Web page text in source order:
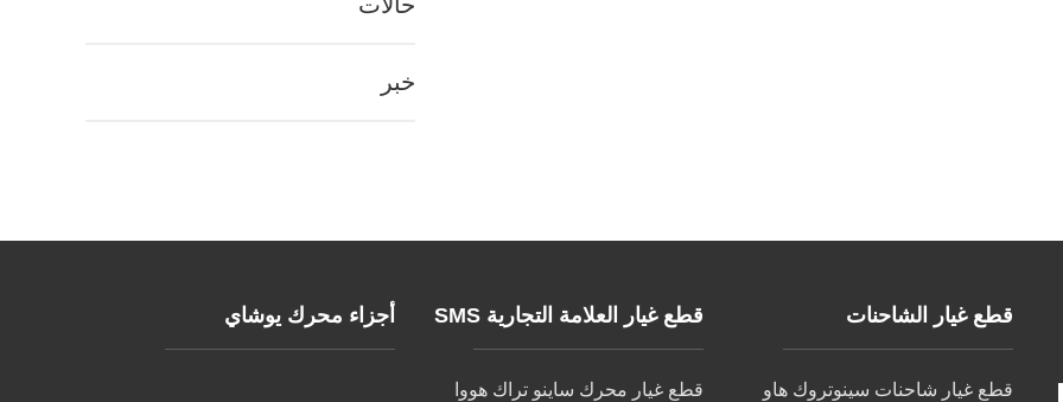
خبر
أجزاء محرك يوشاي قطع غيار العلامة التجارية SMS
قطع غيار محرك ساينو تراك هووا
قطع غيار الشاحنات
قطع غيار شاحنات سينوتروك هاو